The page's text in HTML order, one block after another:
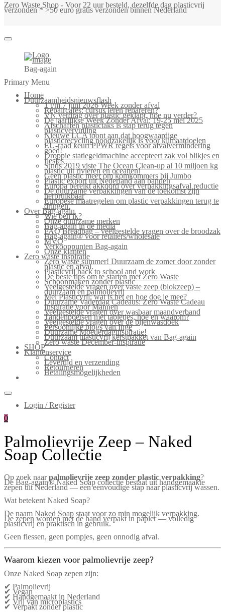
Zero Waste Shop - Voor 22 uur besteld, dezelfde dag plasticvrij
verzonden * >50 euro gratis verzonden binnen Nederland
Bag-again
Primary Menu
Home
Duurzaamheidsnieuwsflash
1 t/m 7 juni 2026 Week zonder afval
Repaircafés: cursus leren repareren?
VN verdrag over plastic geklapt, hoe nu verder?
De jaarlijkse Week Zonder Afval: 19-25 mei 2025
Afschaffen plastictaks is stap terug tegen
plasticvervuiling
Nieuwe LCA toont aan dat hoogwaardige
plasticrecycling noodzakelijk is voor klimaatdoelen
EU-raad keurt PPWR regels voor afvalvermindering
goed!
Droppie statiegeldmachine accepteert zak vol blikjes en
flesjes
Sinds 2019 viste The Ocean Clean-up al 10 miljoen kg
plastic uit rivieren en oceanen!
Geen plastic meer om komkommers bij Jumbo
Plastic export uit Nederland aan banden
Europa bereikt akkoord over verpakkingsafval reductie
De duurzame verpakkingen van de toekomst zijn
herbruikbaar
Europese maatregelen om plastic verpakkingen terug te
dringen.
Over Bag-again
Wie ben ik?
Onze duurzame merken
Bag-again in de media
FAQ Breadbag – veelgestelde vragen over de broodzak
Bag-again® voor retailers/wholesale
MVO
Verkooppunten Bag-again
Onze klanten
Zero waste inspiratie
Zero waste summer! Duurzaam de zomer door zonder
plastic en afval.
Plasticvrij back to school and work
De beste tips om te starten met Zero Waste
Schoonmaken zonder plastic
Veelgestelde vragen over vaste zeep (blokzeep) –
duurzaam en palmolievrij
Mei Plasticvrij: wat is het en hoe doe je mee?
Duurzame Vaderdag Cadeaus: Zero Waste Cadeau
Inspiratie voor Mannen
Veelgestelde vragen over wasbaar maandverband
Tandenpoetsen met tabletjes, hoe en waarom?
Veelgestelde vragen over de bijenwasdoek
Persoonlijke blogs van Inge
Duurzame Moederdaginspiratie!
Duurzaam plasticvrij kerstpakket van Bag-again
Zero waste December-inspiratie
SHOP
Klantenservice
Contact
Levertijd en verzending
Retourneren
Betalingsmogelijkheden
Login / Register
0
Palmolievrije Zeep – Naked
Soap Collectie
Op zoek naarpalmolievrije zeep zonder plastic verpakking?
De Bag-again® Naked Soap collectie bestaat uit handgemaakte
zepen uit Nederland — een eenvoudige stap naar plasticvrij wassen.
Wat betekent Naked Soap?
De naam Naked Soap staat voor zo min mogelijk verpakking.
De zepen worden met de hand verpakt in papier — volledig
plasticvrij en praktisch in gebruik.
Geen flessen, geen pompjes, geen onnodig afval.
Waarom kiezen voor palmolievrije zeep?
Onze Naked Soap zepen zijn:
✔ Palmolievrij
✔ Vegan
✔ Handgemaakt in Nederland
✔ Vrij van microplastics
✔ Verpakt zonder plastic